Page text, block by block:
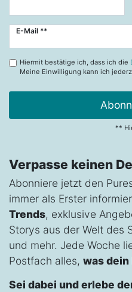
E-Mail **
Newsletter
Hiermit bestätige ich, dass ich die
Meine Einwilligung kann ich
**
Verpasse keinen
Abonniere jetzt den
immer als Erster
Trends, exklusive
Storys aus der Welt des
und mehr. Jede Woche
Postfach alles, was
Sei dabei und erlebe